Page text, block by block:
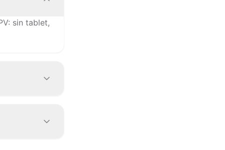
sin tablet,